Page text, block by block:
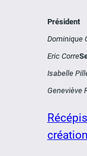
Président
Dominique
Eric Corre
Isabelle
Geneviève
création